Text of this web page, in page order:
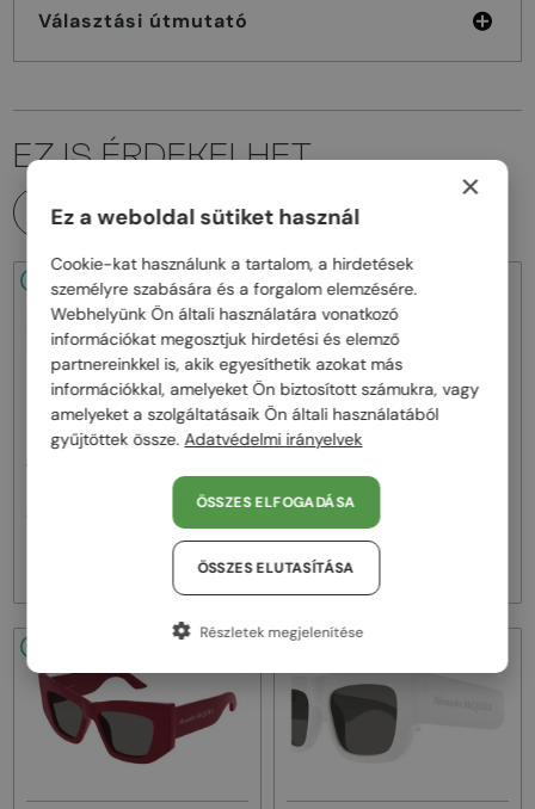
Választási útmutató
EZ IS ÉRDEKELHET
MINDEN TERMÉK
Alexander McQueen
48/72 -22%
Napszemüvegek
AM0403S - 004 - 52
74 000 Ft
×
Ez a weboldal sütiket használ
Cookie-kat használunk a tartalom, a hirdetések
személyre szabására és a forgalom elemzésére.
Webhelyünk Ön általi használatára vonatkozó
információkat megosztjuk hirdetési és elemző
partnereinkkel is, akik egyesíthetik azokat más
információkkal, amelyeket Ön biztosított számukra, vagy
amelyeket a szolgáltatásaik Ön általi használatából
gyűjtöttek össze.Adatvédelmi irányelvek
ÖSSZES ELFOGADÁSA
ÖSSZES ELUTASÍTÁSA
Részletek megjelenítése